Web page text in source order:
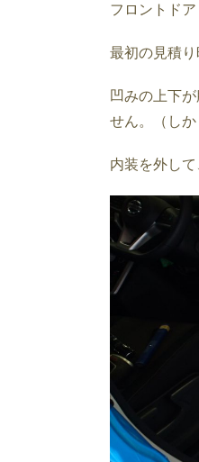
フロントド
最初の見積
凹みの上下
せん。（し
内装を外し